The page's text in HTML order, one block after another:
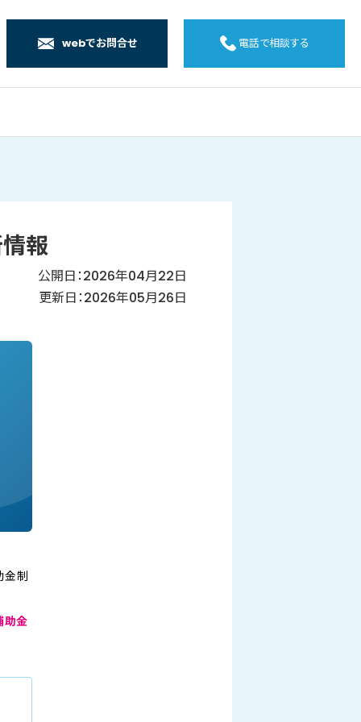
店
webでお問合せ 電話で相談する
情報
公開日：2026年04月22日
更新日：2026年05月26日
金制
助金